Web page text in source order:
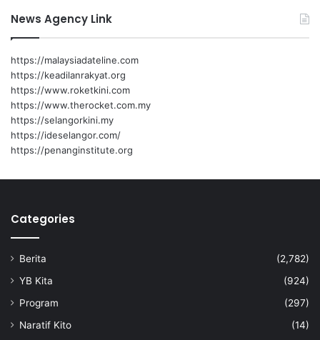
News Agency Link
https://malaysiadateline.com
https://keadilanrakyat.org
https://www.roketkini.com
https://www.therocket.com.my
https://selangorkini.my
https://ideselangor.com/
https://penanginstitute.org
Categories
Berita
(2,782)
YB Kita
(924)
Program
(297)
Naratif Kito
(14)